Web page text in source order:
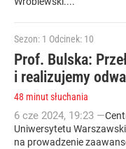
Sezon: 1 Odcinek: 10
Prof. Bulska:
i realizujemy
48 minut słuchania
6 cze 2024, 19:23 —
Uniwersytetu
na prowadzenie